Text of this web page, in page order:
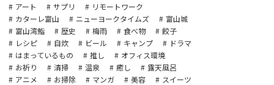
アート
サプリ
リモートワーク
カターレ富山
ニューヨークタイムズ
富山城
富山湾鮨
歴史 梅雨 食べ物
餃子
レシピ
自炊 ビール キャンプ
ドラマ
はまっているもの
推し
オフィス環境
お祈り
清掃 温泉 癒し
露天風呂
アニメ
お掃除 マンガ 美容
スイーツ